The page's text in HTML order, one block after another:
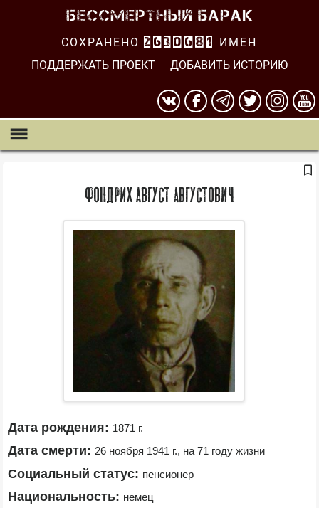
СОХРАНЕНО 2630682
ИМЕН
ПОДДЕРЖАТЬ ПРОЕКТ
ДОБАВИТЬ ИСТОРИЮ
Фондрих Август Августович
Дата рождения: 1871 г.
Дата смерти: 26 ноября 1941 г., на 71 году жизни
Социальный статус: пенсионер
Национальность: немец